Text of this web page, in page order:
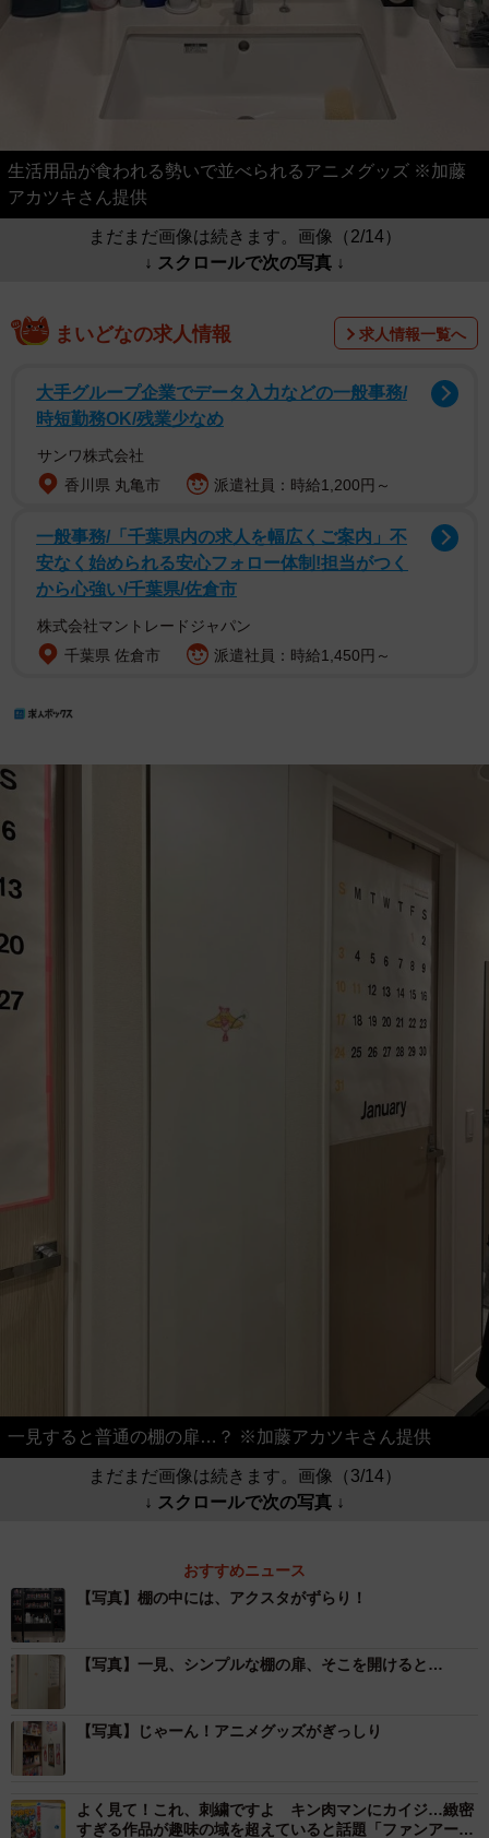
生活用品が食われる勢いで並べられるアニメグッズ ※加藤
アカツキさん提供
まだまだ画像は続きます。画像（2/14）
↓ スクロールで次の写真 ↓
まいどなの求人情報 求人情報一覧へ
大手グループ企業でデータ入力などの一般事務/
時短勤務OK/残業少なめ
サンワ株式会社
香川県 丸亀市
派遣社員：時給1,200円～
一般事務/「千葉県内の求人を幅広くご案内」不
安なく始められる安心フォロー体制!担当がつく
から心強い/千葉県/佐倉市
株式会社マントレードジャパン
千葉県 佐倉市
派遣社員：時給1,450円～
一見すると普通の棚の扉…？ ※加藤アカツキさん提供
まだまだ画像は続きます。画像（3/14）
↓ スクロールで次の写真 ↓
おすすめニュース
【写真】棚の中には、アクスタがずらり！
【写真】一見、シンプルな棚の扉、そこを開けると…
【写真】じゃーん！アニメグッズがぎっしり
よく見て！これ、刺繍ですよ キン肉マンにカイジ…緻密
すぎる作品が趣味の域を超えていると話題「ファンアート